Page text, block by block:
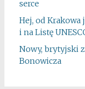
serce
Hej, od Krakowa
i na Listę
Nowy, brytyjski
Bonowicza